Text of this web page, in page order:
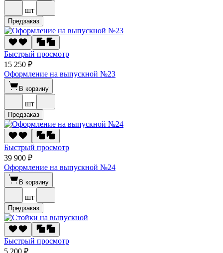
шт
Предзаказ
Быстрый просмотр
15 250 ₽
Оформление на выпускной №23
В корзину
шт
Предзаказ
Быстрый просмотр
39 900 ₽
Оформление на выпускной №24
В корзину
шт
Предзаказ
Быстрый просмотр